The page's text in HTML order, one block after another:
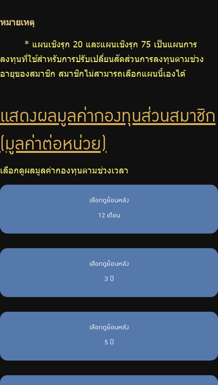
หมายเหตุ
* แผนเชิงรุก 20 และแผนเชิงรุก 75 เป็นแผนการ
ลงทุนที่ใช้สำหรับการปรับเปลี่ยนสัดส่วนการลงทุนตามช่วง
อายุของสมาชิก สมาชิกไม่สามารถเลือกแผนนี้เองได้
แสดงผลมูลค่ากองทุนส่วนสมาชิก
(มูลค่าต่อหน่วย)
เลือกดูผลมูลค่ากองทุนตามช่วงเวลา
เลือกดูย้อนหลัง
12 เดือน
เลือกดูย้อนหลัง
3 ปี
เลือกดูย้อนหลัง
5 ปี